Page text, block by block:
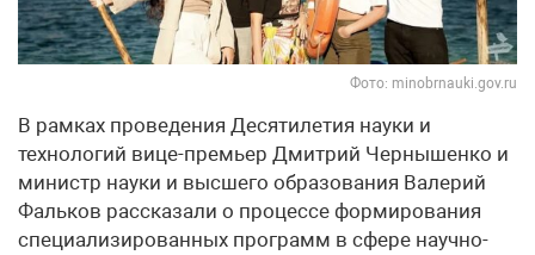
Фото: minobrnauki.gov.ru
В рамках проведения Десятилетия науки и
технологий вице-премьер Дмитрий Чернышенко и
министр науки и высшего образования Валерий
Фальков рассказали о процессе формирования
специализированных программ в сфере научно-